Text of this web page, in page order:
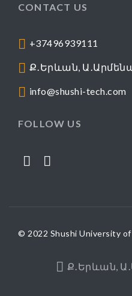
CONTACT US
+37496939111
Ք․Երևան,
info@shushi-tech.com
FOLLOW US
© 2022 Shushi University
Ք․Երևան,